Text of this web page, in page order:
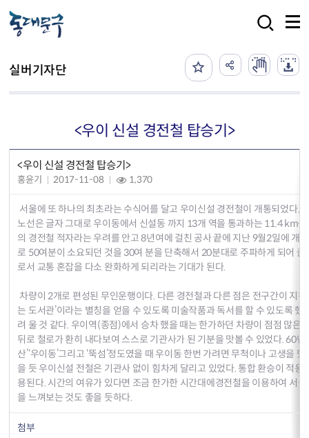
실버기자단
<우이 신설 경전철 탑승기>
<우이 신설 경전철 탑승기>
홍윤기 2017-11-08 1,370
서울에 또 하나의 최초라는 수식어를 달고 우이신설 경전철이 개통되었다.
노선은 글자 그대로 우이동에서 신설동 까지 13개 역을 통과하는 11.4 km
의 경전철 적자라는 우려를 안고 8년여에 걸친 공사 끝에 지난 9월2일에 개
로 50여분이 소요되던 것을 30여 분을 단축해서 20분대로 주파하게 되어
로서 교통 혼잡을 다소 완화하게 되리라는 기대가 된다.
차량이 2개로 편성된 무인운행이다. 다른 경전철과 다른 점은 전구간이 지
는 도서관’이라는 별칭을 얻을 수 있도록 미술작품과 독서를 할 수 있도록
려 울 것 같다. 우이역(종점)에서 승차 했을 때는 한가하던 차량이 점점 많은
뒤로 철로가 환히 내다보여 스스로 기관사가 된 기분을 맛볼 수 있었다. 60년
산’‘우이동’그리고 ‘뚝섬’정도였을 때 우이동 한번 가려면 무척이나 고생을
을 듯 우이신설 전철은 기관사 없이 힘차게 달리고 있었다. 통합 환승이 적
용된다. 시간의 여유가 있다면 조금 한가한 시간대에경전철을 이용하여 서
을 느껴보는 것도 좋을 듯하다.
첨부